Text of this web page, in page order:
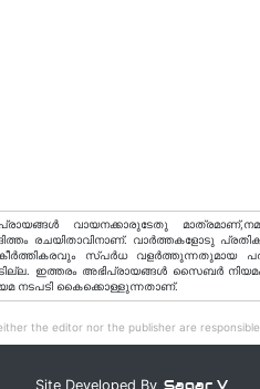
വായനക്കാരുടേതു
രചയിതാവിനാണ്. വാര്‍ത്തകളോടു
സ്പര്‍ധ വളര്‍ത്തുന്നതുമായ
ഇത്തരം അഭിപ്രായങ്ങള്‍ സൈബര്‍
നടപടി കൈക്കൊള്ളുന്നതാണ്.
the editor nor the publisher are
Site Developed By Sagar V